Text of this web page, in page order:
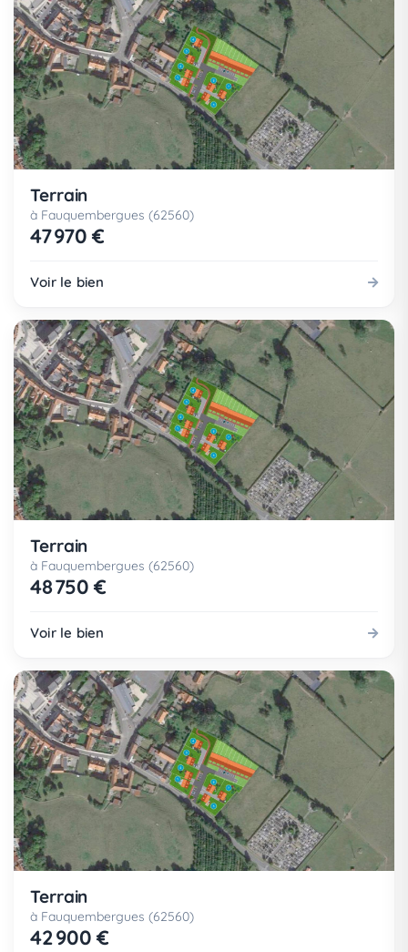
Terrain
à Fauquembergues (62560)
47 970 €
Voir le bien
Terrain
à Fauquembergues (62560)
48 750 €
Voir le bien
Terrain
à Fauquembergues (62560)
42 900 €